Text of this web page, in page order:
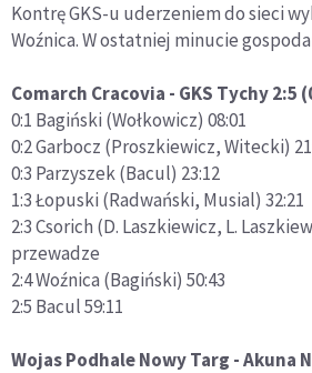
Kontrę GKS-u uderzeniem do sieci
Woźnica. W ostatniej minucie
Comarch Cracovia - GKS Tychy 2:5
0:1 Bagiński (Wołkowicz) 08:01
0:2 Garbocz (Proszkiewicz, Witecki)
0:3 Parzyszek (Bacul) 23:12
1:3 Łopuski (Radwański, Musial) 32:21
2:3 Csorich (D. Laszkiewicz, L.
przewadze
2:4 Woźnica (Bagiński) 50:43
2:5 Bacul 59:11
Wojas Podhale Nowy Targ - Akuna